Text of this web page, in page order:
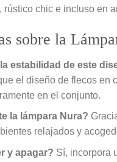
rústico chic e incluso en
sobre la
estabilidad de este
el diseño de flecos
en el conjunto.
la lámpara Nura?
relajados y
y apagar? Sí, incorpora